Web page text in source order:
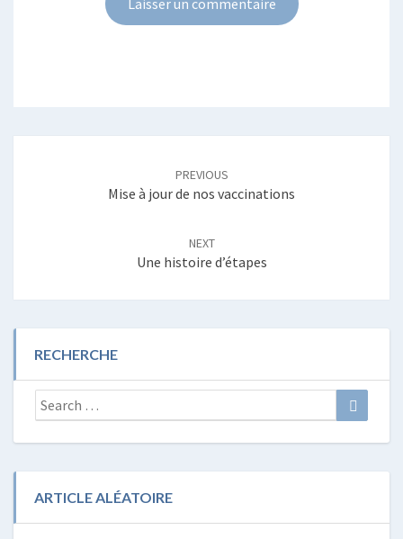
PREVIOUS
Mise à jour de nos vaccinations
NEXT
Une histoire d’étapes
RECHERCHE
Search
for:
Search
ARTICLE ALÉATOIRE